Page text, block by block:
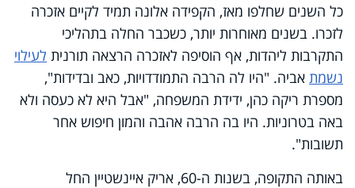
כל השנים שחלפו מאז, הקפידה אלונה תמיד לקיים אזכרה
לזכרו. בשנים מאוחרות יותר, כשכבר החלה בתהליכי
התקרבות ליהדות, אף הוסיפה לאזכרה הרצאה תורנית לעילוי
נשמת אביה. "היו לה הרבה התמודדויות, כאב ובדידות",
מספרת ריקה כהן, ידידת המשפחה, "אבל היא לא כעסה ולא
באה בטרוניות. היו בה הרבה אהבה והמון חיפוש אחר
תשובות".
באותה התקופה, בשנות ה-60, אריק איינשטיין החל